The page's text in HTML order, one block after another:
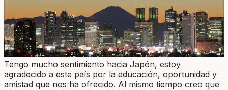
Tengo mucho sentimiento hacia Japón, estoy
agradecido a este país por la educación, oportunidad y
amistad que nos ha ofrecido. Al mismo tiempo creo que